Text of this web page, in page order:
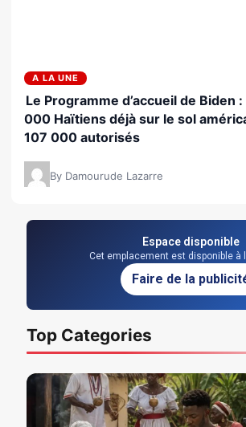
A LA UNE
Le Programme d’accueil de Biden
000 Haïtiens déjà sur le sol
107 000 autorisés
By Damourude Lazarre
Espace disponible
Cet emplacement est disponible à
Faire de la
Top Categories